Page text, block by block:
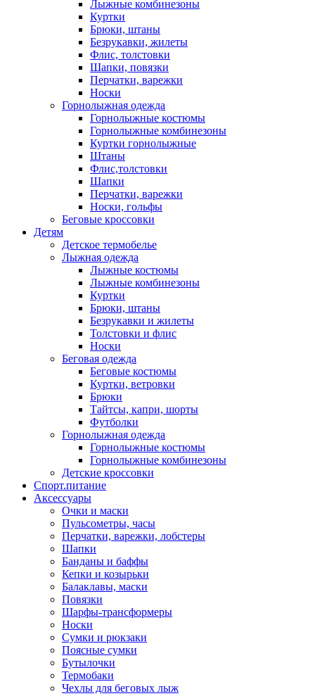
Лыжные комбинезоны
Куртки
Брюки, штаны
Безрукавки, жилеты
Флис, толстовки
Шапки, повязки
Перчатки, варежки
Носки
Горнолыжная одежда
Горнолыжные костюмы
Горнолыжные комбинезоны
Куртки горнолыжные
Штаны
Флис,толстовки
Шапки
Перчатки, варежки
Носки, гольфы
Беговые кроссовки
Детям
Детское термобелье
Лыжная одежда
Лыжные костюмы
Лыжные комбинезоны
Куртки
Брюки, штаны
Безрукавки и жилеты
Толстовки и флис
Носки
Беговая одежда
Беговые костюмы
Куртки, ветровки
Брюки
Тайтсы, капри, шорты
Футболки
Горнолыжная одежда
Горнолыжные костюмы
Горнолыжные комбинезоны
Детские кроссовки
Спорт.питание
Аксессуары
Очки и маски
Пульсометры, часы
Перчатки, варежки, лобстеры
Шапки
Банданы и баффы
Кепки и козырьки
Балаклавы, маски
Повязки
Шарфы-трансформеры
Носки
Сумки и рюкзаки
Поясные сумки
Бутылочки
Термобаки
Чехлы для беговых лыж